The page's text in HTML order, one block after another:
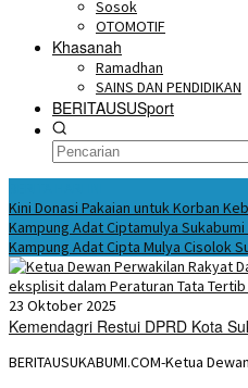
Sosok
OTOMOTIF
Khasanah
Ramadhan
SAINS DAN PENDIDIKAN
BERITAUSUSport
Kini Donasi Pakaian untuk Korban
Kampung Adat Ciptamulya
Kampung Adat Cipta Mulya Cisolok
23 Oktober 2025
Kemendagri Restui DPRD Kota
BERITAUSUKABUMI.COM-Ketua